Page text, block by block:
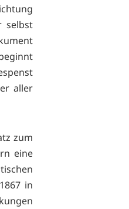
selbst
aller
zum
eine
in